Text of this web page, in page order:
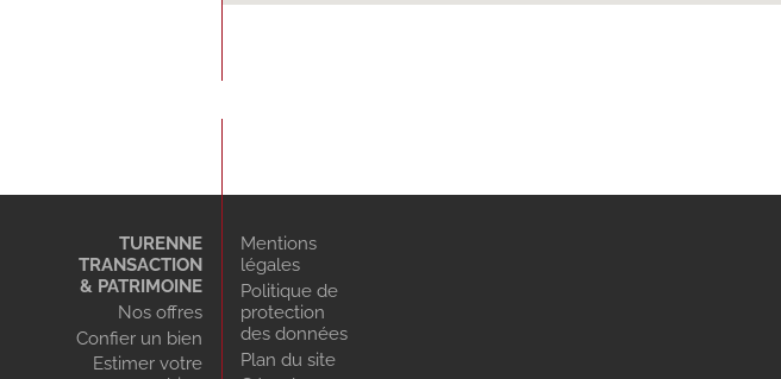
TURENNE
TRANSACTION
& PATRIMOINE
Nos offres
Confier un bien
Estimer votre
Mentions
légales
Politique de
protection
des données
Plan du site